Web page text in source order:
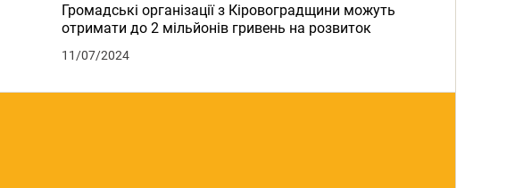
Громадські організації з Кіровоградщини можуть
отримати до 2 мільйонів гривень на розвиток
11/07/2024